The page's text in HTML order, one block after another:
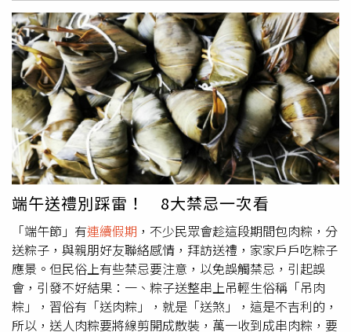
惠、開放路肩及匝道儀控等措施，希望降低壅塞情形。高公
局預估，連假首日易壅塞路段主要集中在國道1號南向高架
機場系統至楊梅端、楊梅至頭份以及彰化系統至埔鹽系統等
區段；國道3號南向中和至關西、快官至霧峰及草屯至名間
也容易出現車潮。國道5號南向南港系統至頭城，以及國道
10號東、西向部分路段同樣被列為壅塞熱點。面對大量車
流，不少用路人紛紛在社群平台分享塞車實況。有網友晚間
貼出即時路況畫面，發現土城南下路段車流一片通紅，與隔
壁的北上的車流量形成對比，忍不住感嘆「大家都去拚國旅
了嗎？」貼文曝光後引發熱烈討論。有北返民眾表示，從新
竹開車回台北只花約50分鐘，但對向南下車流卻幾乎動彈不
得，形成強烈對比。也有網友透露，導航系統不斷建議改走
台61線，讓他一度感到疑惑，如今才知道是為了避開國道壅
塞車潮。另有民眾分享實際行車經驗，「我為了躲這一波，
加班到9.結果塞在這裡。」、「我從安坑開始一路塞到樹
林」、「8點多從新竹出發，大約11點半左右到嘉義」、
「北漂人今天17:30上客運從板橋出發，結果21:00才到台中
整個要餓死」、「真的扯，22:30中和出發就在塞，在新竹
端午送禮別踩雷！ 8大禁忌一次看
「端午節」有連續假期 ，不少民眾會趁這段期間包肉粽，分
送粽子，與親朋好友聯絡感情，拜訪送禮，家家戶戶吃粽子
應景。但民俗上有些禁忌要注意，以免誤觸禁忌，引起誤
會，引發不好結果：一、粽子送整串上吊輕生俗稱「吊肉
粽」，習俗有「送肉粽」，就是「送煞」，這是不吉利的，
所以，送人肉粽要將線剪開成散裝，萬一收到成串肉粽，要